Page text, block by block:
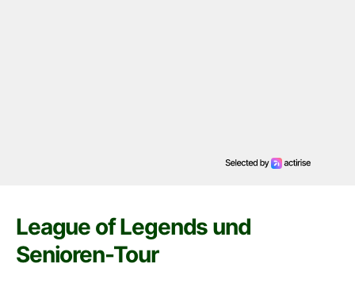
League of Legends und
Senioren-Tour